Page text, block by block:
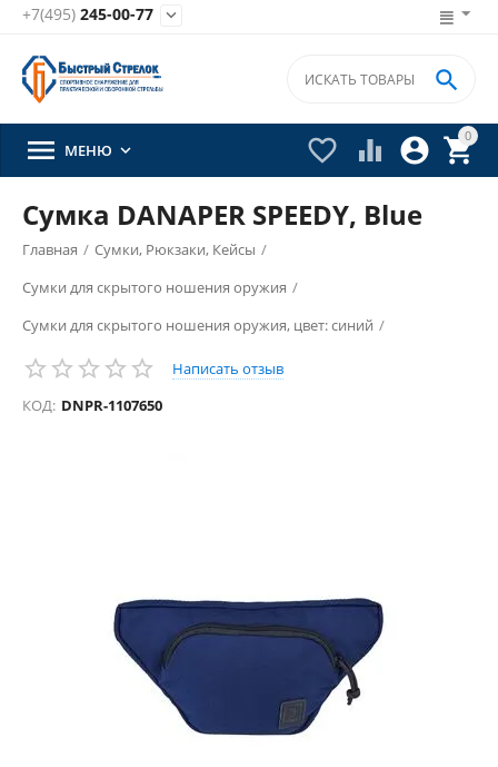
+7(495) 245-00-77 
0


 

 МЕНЮ 
Сумка DANAPER SPEEDY, Blue
Главная / Сумки, Рюкзаки, Кейсы /
Сумки для скрытого ношения оружия /
Сумки для скрытого ношения оружия, цвет: синий /
Написать отзыв
КОД: DNPR-1107650